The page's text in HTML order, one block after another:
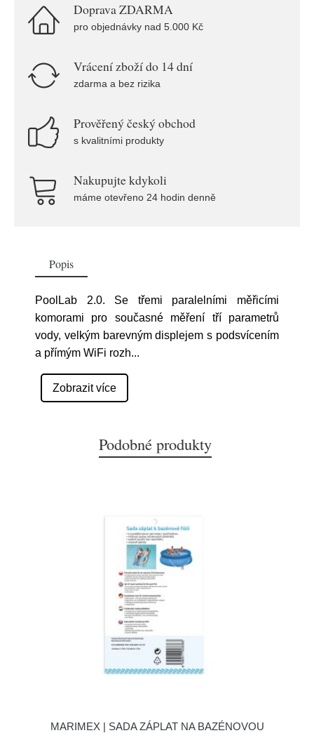
Doprava ZDARMA
pro objednávky nad 5.000 Kč
Vrácení zboží do 14 dní
zdarma a bez rizika
Prověřený český obchod
s kvalitními produkty
Nakupujte kdykoli
máme otevřeno 24 hodin denně
Popis
PoolLab 2.0. Se třemi paralelními měřicími
komorami pro současné měření tří parametrů
vody, velkým barevným displejem s podsvícením
a přímým WiFi rozh...
Zobrazit více
Podobné produkty
MARIMEX | SADA ZÁPLAT NA BAZÉNOVOU